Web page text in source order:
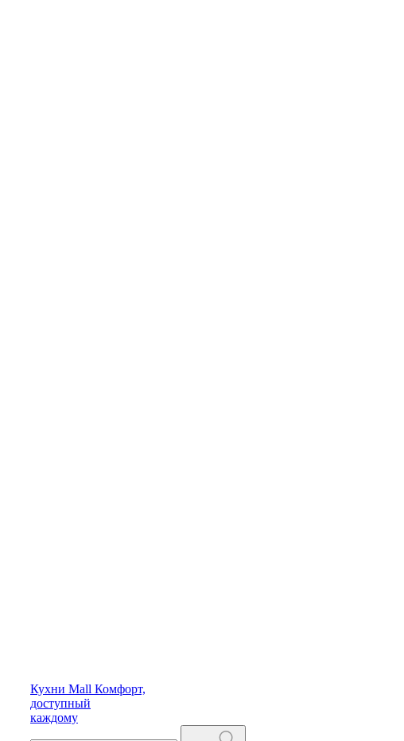
Кухни Mall Комфорт,
доступный
каждому